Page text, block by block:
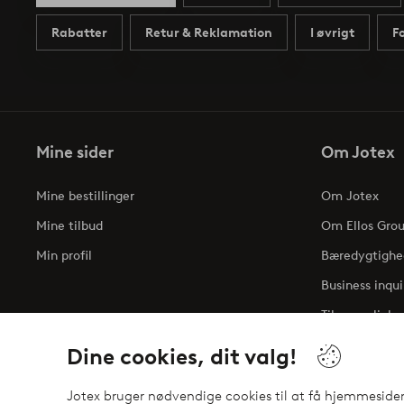
Dine cookies, dit valg!
Jotex bruger nødvendige cookies til at få
Rabatter Retur & Reklamation I øvrigt
Mine sider
Mine bestillinger
Mine tilbud
Min profil
Om Jotex
Om Jotex
Om Ellos
Business